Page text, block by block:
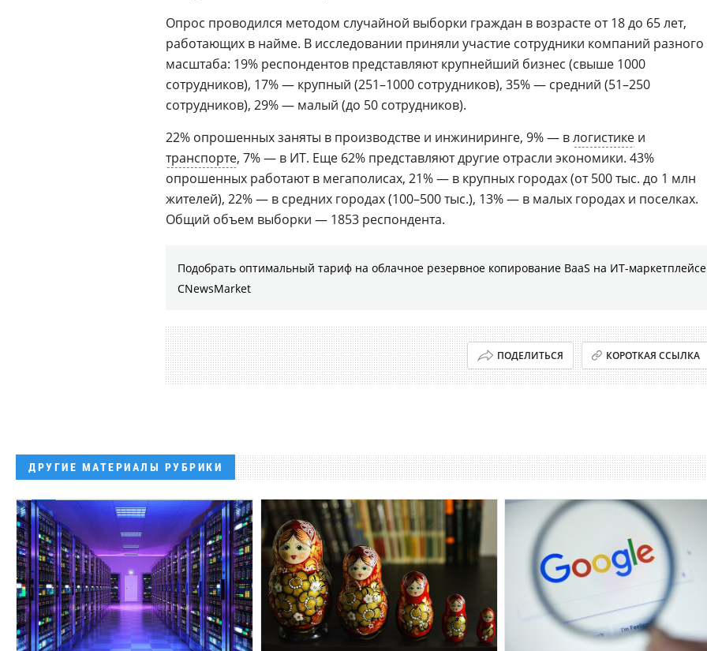
Опрос проводился методом случайной выборки граждан в возрасте от 18 до 65 лет,
работающих в найме. В исследовании приняли участие сотрудники компаний разного
масштаба: 19% респондентов представляют крупнейший бизнес (свыше 1000
сотрудников), 17% — крупный (251–1000 сотрудников), 35% — средний (51–250
сотрудников), 29% — малый (до 50 сотрудников).
22% опрошенных заняты в производстве и инжиниринге, 9% — влогистике и
транспорте, 7% — в ИT. Еще 62% представляют другие отрасли экономики. 43%
опрошенных работают в мегаполисах, 21% — в крупных городах (от 500 тыс. до 1 млн
жителей), 22% — в средних городах (100–500 тыс.), 13% — в малых городах и поселках.
Общий объем выборки — 1853 респондента.
Подобрать оптимальный тариф на облачное резервное копирование BaaS на ИТ-маркетплейсе
CNewsMarket
ПОДЕЛИТЬСЯ КОРОТКАЯ ССЫЛКА
ДРУГИЕ МАТЕРИАЛЫ РУБРИКИ